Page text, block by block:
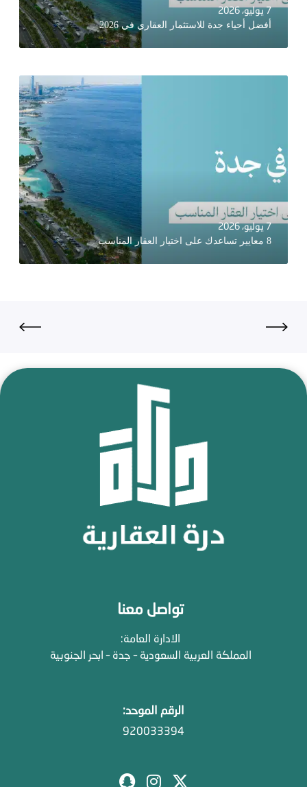
7 يوليو، 2026
أفضل أحياء جدة للاستثمار العقاري في 2026
7 يوليو، 2026
8 معايير تساعدك على اختيار العقار المناسب
تواصل معنا
الادارة العامة:
المملكة العربية السعودية – جدة – ابحر الجنوبية
الرقم الموحد:
920033394